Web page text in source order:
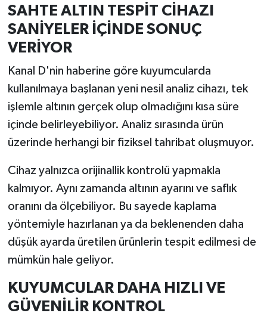
SAHTE ALTIN TESPİT CİHAZI
SANİYELER İÇİNDE SONUÇ
VERİYOR
Kanal D'nin haberine göre kuyumcularda
kullanılmaya başlanan yeni nesil analiz cihazı, tek
işlemle altının gerçek olup olmadığını kısa süre
içinde belirleyebiliyor. Analiz sırasında ürün
üzerinde herhangi bir fiziksel tahribat oluşmuyor.
Cihaz yalnızca orijinallik kontrolü yapmakla
kalmıyor. Aynı zamanda altının ayarını ve saflık
oranını da ölçebiliyor. Bu sayede kaplama
yöntemiyle hazırlanan ya da beklenenden daha
düşük ayarda üretilen ürünlerin tespit edilmesi de
mümkün hale geliyor.
KUYUMCULAR DAHA HIZLI VE
GÜVENİLİR KONTROL
Yaşam
Yemek Tarifleri